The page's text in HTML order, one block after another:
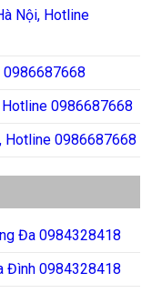
Nội, Hotline
0986687668
0986687668
Hotline 0986687668
Đa 0984328418
Đình 0984328418